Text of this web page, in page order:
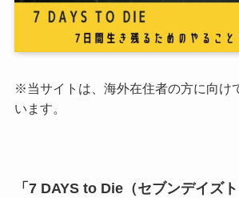
※当サイトは、海外在住者の方に向け
います。
「7 DAYS to Die（セブンデイズト